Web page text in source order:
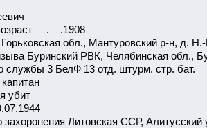
__.__.1908
обл., Мантуровский р-н, д.
Буринский РВК, Челябинская обл.,
службы 3 БелФ 13 отд. штурм. стр. бат.
убит
захоронения Литовская ССР,